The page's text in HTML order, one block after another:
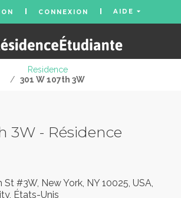
CONNEXION AIDE
Residence
/ 301 W 107th 3W
3W - Résidence
St #3W, New York, NY 10025, USA,
États-Unis